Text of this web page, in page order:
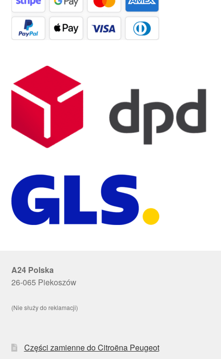
A24 Polska
26-065 Piekoszów
(Nie służy do reklamacji)
Części zamienne do Citroëna Peugeot